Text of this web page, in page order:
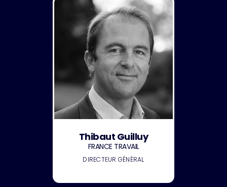
Thibaut Guilluy
FRANCE TRAVAIL
DIRECTEUR GÉNÉRAL